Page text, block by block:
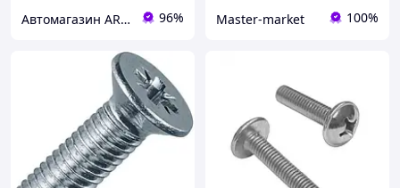
Автомагазин ARKdetali - запчастини, ремонт та догляд за авто 96% Master-market 100%